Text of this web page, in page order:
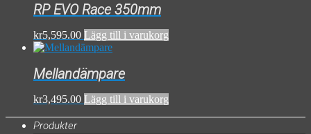
RP EVO Race 350mm
kr5,595.00 Lägg till i varukorg
Mellandämpare
kr3,495.00 Lägg till i varukorg
Produkter